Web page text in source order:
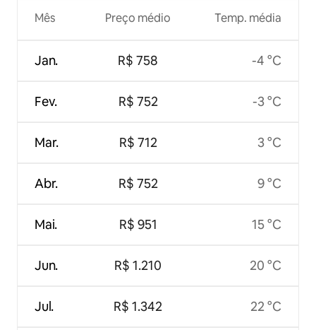
Mês
Jan.
Fev.
Mar.
Abr.
Mai.
Jun.
Jul.
Preço médio
R$ 758
R$ 752
R$ 712
R$ 752
R$ 951
R$ 1.210
R$ 1.342
Temp. média
-4 °C
-3 °C
3 °C
9 °C
15 °C
20 °C
22 °C